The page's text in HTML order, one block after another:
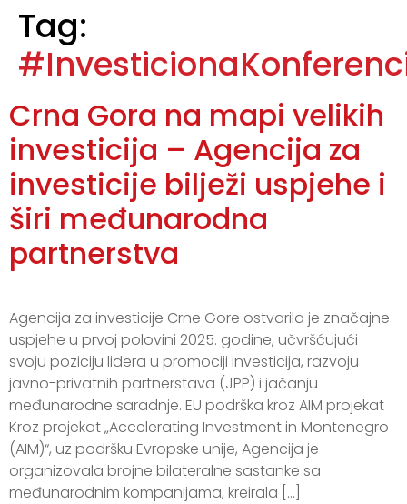
Tag:
Crna Gora na mapi velikih
investicija – Agencija za
investicije bilježi uspjehe i
širi međunarodna
partnerstva
Agencija za investicije Crne Gore ostvarila je značajne
uspjehe u prvoj polovini 2025. godine, učvršćujući
svoju poziciju lidera u promociji investicija, razvoju
javno-privatnih partnerstava (JPP) i jačanju
međunarodne saradnje. EU podrška kroz AIM projekat
Kroz projekat „Accelerating Investment in Montenegro
(AIM)“, uz podršku Evropske unije, Agencija je
organizovala brojne bilateralne sastanke sa
međunarodnim kompanijama, kreirala […]